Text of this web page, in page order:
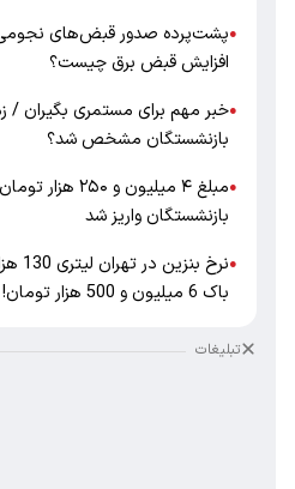
●پشت‌پرده صدور قبض‌های
افزایش قبض برق چیست؟
●خبر مهم برای مستمری بگیران /
بازنشستگان مشخص شد؟
●
مبلغ ۴ میلیون و
بازنشستگان واریز شد
●
نرخ
باک 6 میلیون و 500 هزار تومان!
تبلیغات